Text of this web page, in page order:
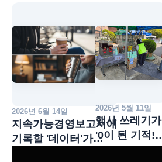
2026년 6월 14일
지속가능경영보고서에
기록할 '데이터'가
2026년 5월 11일
행사 쓰레기가
'0이 된 기적!
용기 무료